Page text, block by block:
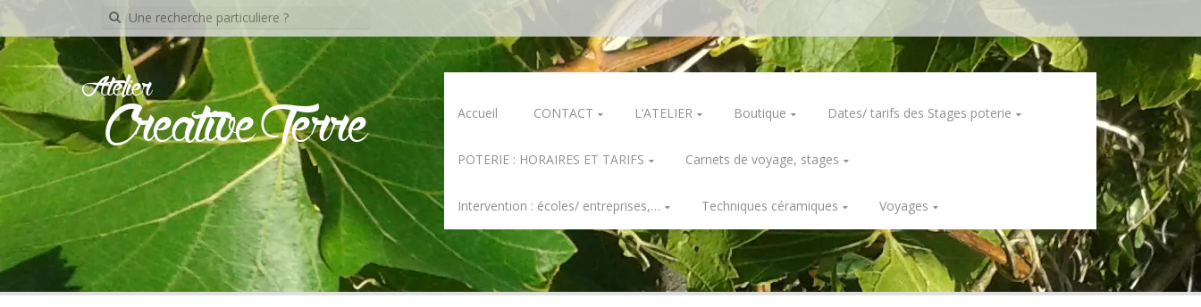
Recherche
pour:
Atelier
Creative Terre
Skip
Accueil CONTACT L’ATELIER Boutique Dates/ tarifs des Stages poterie
POTERIE : HORAIRES ET TARIFS Carnets de voyage, stages
Intervention : écoles/ entreprises,… Techniques céramiques Voyages